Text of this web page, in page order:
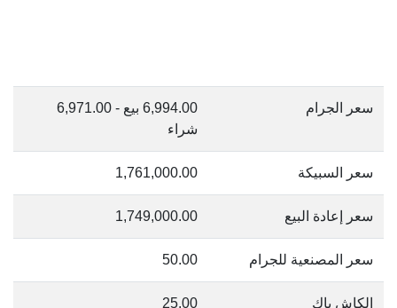
سعر الجرام
6,994.00 بيع - 6,971.00
شراء
سعر السبيكة 1,761,000.00
سعر إعادة البيع 1,749,000.00
سعر المصنعية للجرام 50.00
الكاش باك 25.00